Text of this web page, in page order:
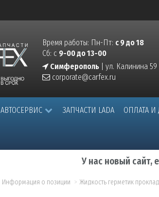
Время работы: Пн-Пт: с 9 до 18
Сб: с 9-00 до 13-00
Симферополь | ул. Калинина 59
corporate@carfex.ru
АВТОСЕРВИС ЗАПЧАСТИ LADA ОПЛАТА И
У нас новый сайт,
Информация о позиции Жидкость герметик